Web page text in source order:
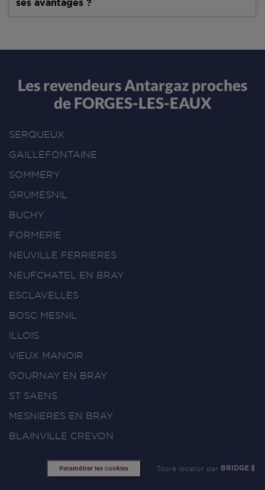
ses avantages ?
Les revendeurs Antargaz proches
de FORGES-LES-EAUX
SERQUEUX
GAILLEFONTAINE
SOMMERY
GRUMESNIL
BUCHY
FORMERIE
NEUVILLE FERRIERES
NEUFCHATEL EN BRAY
ESCLAVELLES
BOSC MESNIL
ILLOIS
VIEUX MANOIR
GOURNAY EN BRAY
ST SAENS
MESNIERES EN BRAY
BLAINVILLE CREVON
Paramétrer les cookies Store locator par BRIDGE